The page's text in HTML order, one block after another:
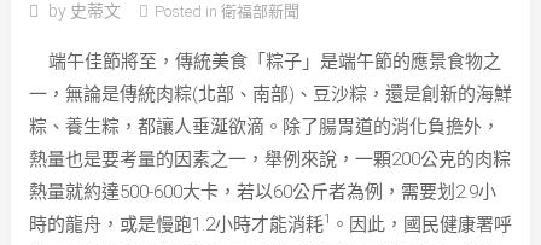
by 史蒂文 Posted in 衛福部新聞
端午佳節將至，傳統美食「粽子」是端午節的應景食物之
一，無論是傳統肉粽(北部、南部)、豆沙粽，還是創新的海鮮
粽、養生粽，都讓人垂涎欲滴。除了腸胃道的消化負擔外，
熱量也是要考量的因素之一，舉例來說，一顆200公克的肉粽
熱量就約達500-600大卡，若以60公斤者為例，需要划2.9小
時的龍舟，或是慢跑1.2小時才能消耗1
。因此，國民健康署呼